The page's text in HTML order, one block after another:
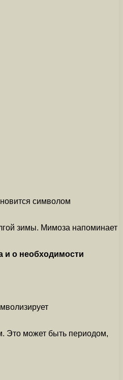
символом
зимы. Мимоза напоминает
и о необходимости
Это может быть периодом,